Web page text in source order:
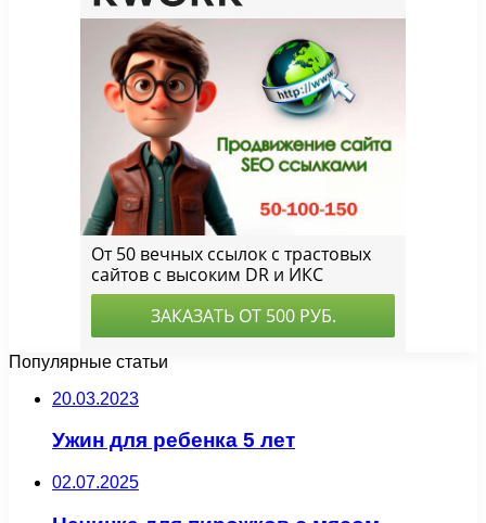
Популярные статьи
20.03.2023
Ужин для ребенка 5 лет
02.07.2025